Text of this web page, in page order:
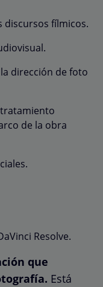
discursos fílmicos.
dirección de foto
de la obra
Resolve.
que
Está